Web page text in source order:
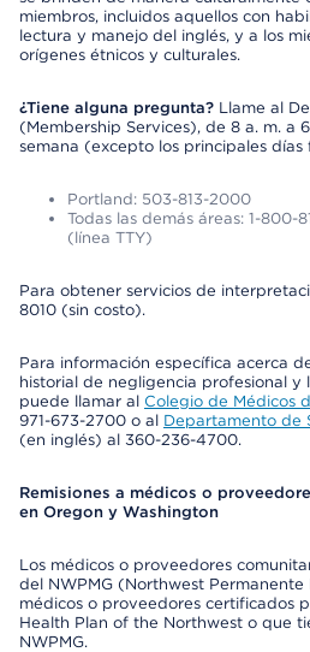
miembros, incluidos aquellos con
lectura y manejo del inglés, y a los
orígenes étnicos y culturales.
¿Tiene alguna pregunta? Llame al
(Membership Services), de 8 a. m. a
semana (excepto los principales días
Portland: 503-813-2000
Todas las demás áreas: 1-800-
(línea TTY)
Para obtener servicios de
8010 (sin costo).
Para información específica acerca
historial de negligencia profesional y
puede llamar al Colegio de Médicos
971-673-2700 o al Departamento de
(en inglés) al 360-236-4700.
Remisiones a médicos o
en Oregon y Washington
Los médicos o proveedores
del NWPMG (Northwest Permanente
médicos o proveedores certificados
Health Plan of the Northwest o que
NWPMG.